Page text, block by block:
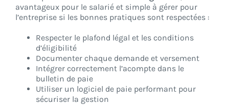
avantageux pour le salarié et simple à gérer pour
l’entreprise si les bonnes pratiques sont respectées :
Respecter le plafond légal et les conditions
d’éligibilité
Documenter chaque demande et versement
Intégrer correctement l’acompte dans le
bulletin de paie
Utiliser un logiciel de paie performant pour
sécuriser la gestion